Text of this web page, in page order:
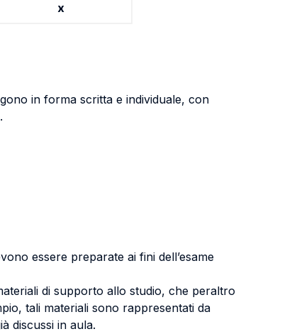
x
in forma scritta e individuale, con
essere preparate ai fini dell’esame
di supporto allo studio, che peraltro
tali materiali sono rappresentati da
discussi in aula.